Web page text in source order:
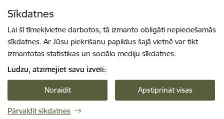
Sīkdatnes
Lai šī tīmekļvietne darbotos, tā izmanto obligāti nepieciešamās
sīkdatnes. Ar Jūsu piekrišanu papildus šajā vietnē var tikt
izmantotas statistikas un sociālo mediju sīkdatnes.
Lūdzu, atzīmējiet savu izvēli:
Noraidīt Apstiprināt visas
Pārvaldīt sīkdatnes